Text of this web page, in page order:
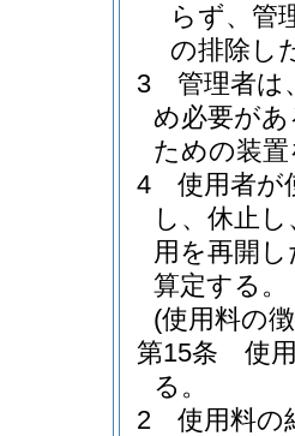
らず、管
の排除し
3
管理者は
め必要が
ための装
4
使用者が
し、休止
用を再開
算定する。
(使用料の
第15条
使
る。
2
使用料の